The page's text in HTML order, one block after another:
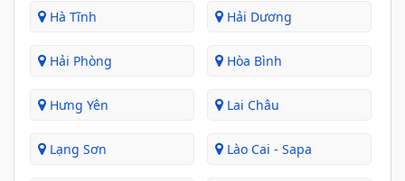
Hà Tĩnh Hải Dương
Hải Phòng Hòa Bình
Hưng Yên Lai Châu
Lạng Sơn Lào Cai - Sapa